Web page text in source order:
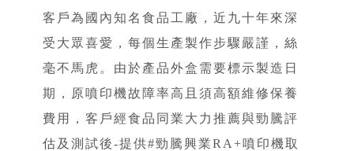
客戶為國內知名食品工廠，近九十年來深
受大眾喜愛，每個生產製作步驟嚴謹，絲
毫不馬虎。由於產品外盒需要標示製造日
期，原噴印機故障率高且須高額維修保養
費用，客戶經食品同業大力推薦與勁騰評
估及測試後-提供#勁騰興業RA+噴印機取